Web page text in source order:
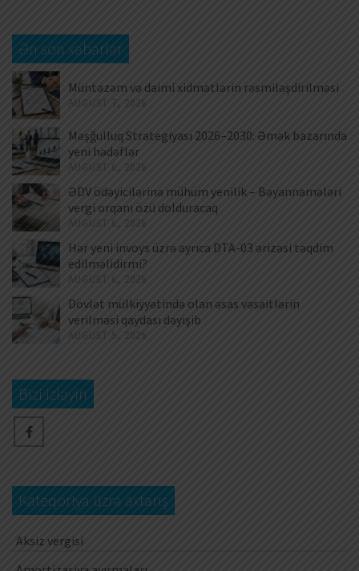
Ən son xəbərlər
Müntəzəm və daimi xidmətlərin rəsmiləşdirilməsi
AUGUST 7, 2026
Məşğulluq Strategiyası 2026–2030: Əmək bazarında
yeni hədəflər
AUGUST 6, 2026
ƏDV ödəyicilərinə mühüm yenilik – Bəyannamələri
vergi orqanı özü dolduracaq
AUGUST 6, 2026
Hər yeni invoys üzrə ayrıca DTA-03 ərizəsi təqdim
edilməlidirmi?
AUGUST 6, 2026
Dövlət mülkiyyətində olan əsas vəsaitlərin
verilməsi qaydası dəyişib
AUGUST 5, 2026
Bizi izləyin
Kateqoriya üzrə axtarış
Aksiz vergisi